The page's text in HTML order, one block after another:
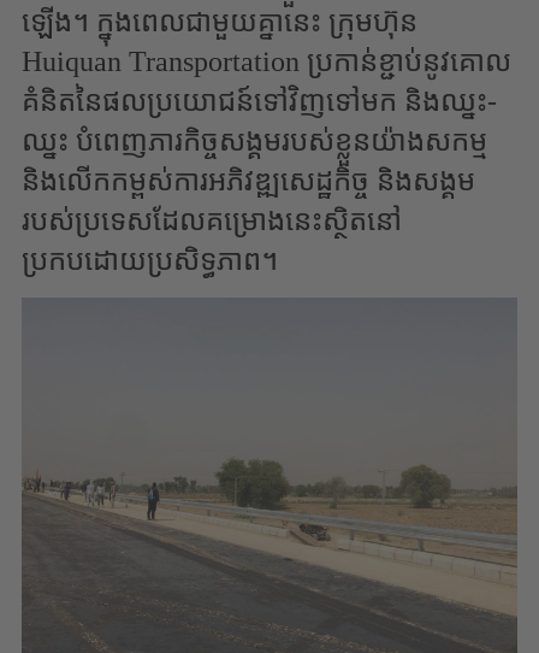
ឡើង។ ក្នុងពេលជាមួយគ្នានេះ ក្រុមហ៊ុន
Huiquan Transportation ប្រកាន់ខ្ជាប់នូវគោល
គំនិតនៃផលប្រយោជន៍ទៅវិញទៅមក និងឈ្នះ-
ឈ្នះ បំពេញភារកិច្ចសង្គមរបស់ខ្លួនយ៉ាងសកម្ម
និងលើកកម្ពស់ការអភិវឌ្ឍសេដ្ឋកិច្ច និងសង្គម
របស់ប្រទេសដែលគម្រោងនេះស្ថិតនៅ
ប្រកបដោយប្រសិទ្ធភាព។